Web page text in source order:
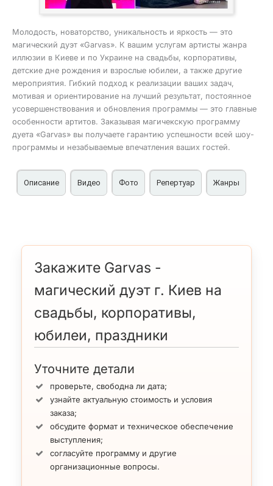
Молодость, новаторство, уникальность и яркость — это
магический дуэт «Garvas». К вашим услугам артисты жанра
иллюзии в Киеве и по Украине на свадьбы, корпоративы,
детские дне рождения и взрослые юбилеи, а также другие
мероприятия. Гибкий подход к реализации ваших задач,
мотивая и ориентирование на лучший результат, постоянное
усовершенствования и обновления программы — это главные
особенности артитов. Заказывая магичекскую программу
дуета «Garvas» вы получаете гарантию успешности всей шоу-
программы и незабываемые впечатления ваших гостей.
Описание Видео Фото Репертуар Жанры
В составе профессиональный иллюзионист Маркус с
ассистенткой — это продолжатель династии
известных фокусников Украины
Жаворонковых
циркового искусства в г. Киеве.
концертная программа.
Услуги по Киеву и Украине.
Гонорар $130-$500 (оговаривается индивидуально
[/su_column][/su_row]
Дуэт иллюзионистов работает отдельные номера,
программы, а также Маркус выступает с сольной
микромагией, непример во время аперитива вашей
свадьбыили напримерновогоднего корпоратива
Номер с голубями
появление 7 голубей
смена одного платья на ассистентке
Подробнее
Майстер-класс
Праздничная шоу-программа с иллюзией
Закажите Garvas -
магический дуэт г. Киев на
свадьбы, корпоративы,
юбилеи, праздники
Уточните детали
проверьте, свободна ли дата;
узнайте актуальную стоимость и условия
заказа;
обсудите формат и техническое обеспечение
выступления;
согласуйте программу и другие
организационные вопросы.